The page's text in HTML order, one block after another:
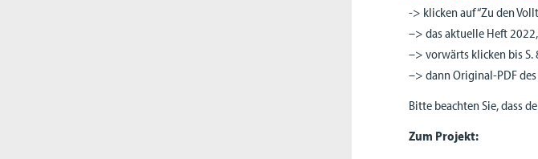
-> klicken auf “Zu den
–> das aktuelle Heft
–> vorwärts klicken bis S.
–> dann Original-PDF
Bitte beachten Sie, dass
Zum Projekt: